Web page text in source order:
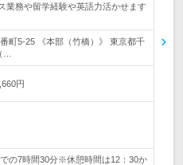
業務や留学経験や英語力活かせます
町5-25 《本部（竹橋）》 東京都千
…
円
の7時間30分※休憩時間は12：30か